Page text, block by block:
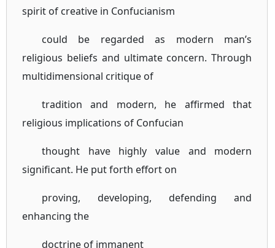
spirit of creative in Confucianism
could be regarded as modern man’s
religious beliefs and ultimate concern. Through
multidimensional critique of
tradition and modern, he affirmed that
religious implications of Confucian
thought have highly value and modern
significant. He put forth effort on
proving, developing, defending and
enhancing the
doctrine of immanent